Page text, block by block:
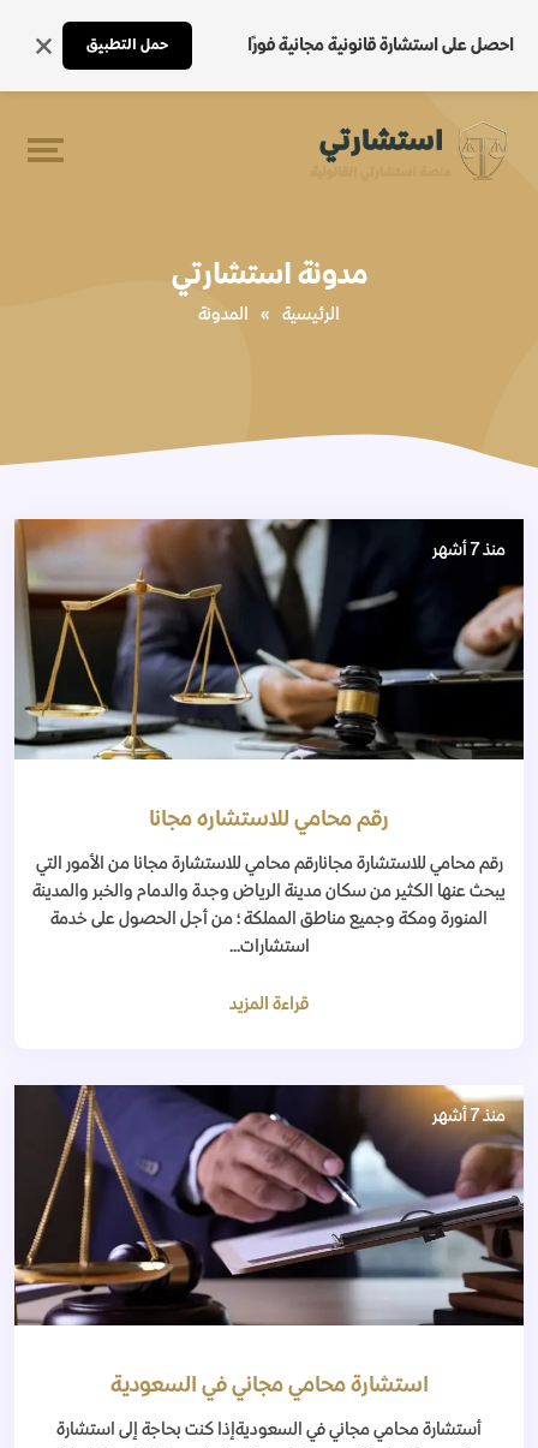
احصل على استشارة قانونية مجانية فورًا حمل التطبيق
مدونة استشارتي
الرئيسية » المدونة
منذ 7 أشهر
رقم محامي للاستشاره مجانا
رقم محامي للاستشارة مجانارقم محامي للاستشارة مجانا من الأمور التي
يبحث عنها الكثير من سكان مدينة الرياض وجدة والدمام والخبر والمدينة
المنورة ومكة وجميع مناطق المملكة ؛ من أجل الحصول على خدمة
استشارات...
قراءة المزيد
منذ 7 أشهر
استشارة محامي مجاني في السعودية
أستشارة محامي مجاني في السعوديةإذا كنت بحاجة إلى استشارة